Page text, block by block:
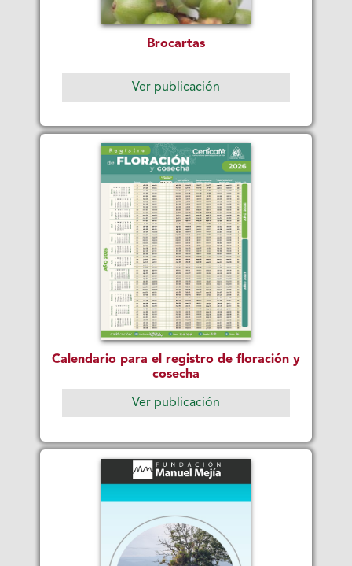
Brocartas
Ver publicación
Calendario para el registro de floración y
cosecha
Ver publicación